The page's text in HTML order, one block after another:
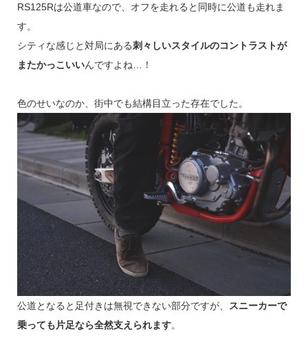
RS125Rは公道車なので、オフを走れると同時に公道も走れま
す。
シティな感じと対局にある刺々しいスタイルのコントラストが
またかっこいいんですよね…！
色のせいなのか、街中でも結構目立った存在でした。
公道となると足付きは無視できない部分ですが、
スニーカーで
乗っても片足なら全然支えられます。